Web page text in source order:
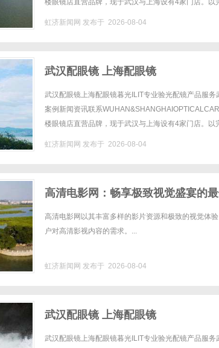
楼眼镜店直营品牌，现于武汉与上海设有4家门店。以
虹济新闻网 发布于 2026-08-04
武汉配眼镜 上海配眼镜
武汉配眼镜上海配眼镜暮光ILIT专业验光配镜产品服
案例新闻资讯联系
楼眼镜店直营品牌，现于武汉与上海设有4家门店。以
虹济新闻网 发布于 2026-08-04
高清电影网：畅享极致视觉盛宴的
高清电影网以其丰富多样的影片资源和极致的视觉体
户对高清影视内容的需求。...
虹济新闻网 发布于 2026-08-04
武汉配眼镜 上海配眼镜
武汉配眼镜上海配眼镜暮光ILIT专业验光配镜产品服